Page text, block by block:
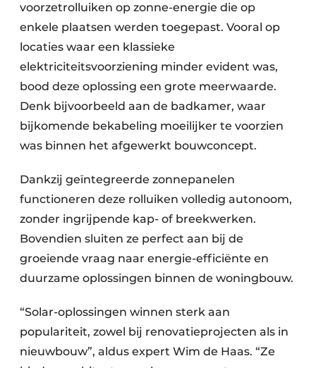
voorzetrolluiken op zonne-energie die op
enkele plaatsen werden toegepast. Vooral op
locaties waar een klassieke
elektriciteitsvoorziening minder evident was,
bood deze oplossing een grote meerwaarde.
Denk bijvoorbeeld aan de badkamer, waar
bijkomende bekabeling moeilijker te voorzien
was binnen het afgewerkt bouwconcept.
Dankzij geïntegreerde zonnepanelen
functioneren deze rolluiken volledig autonoom,
zonder ingrijpende kap- of breekwerken.
Bovendien sluiten ze perfect aan bij de
groeiende vraag naar energie-efficiënte en
duurzame oplossingen binnen de woningbouw.
“Solar-oplossingen winnen sterk aan
populariteit, zowel bij renovatieprojecten als in
nieuwbouw”, aldus expert Wim de Haas. “Ze